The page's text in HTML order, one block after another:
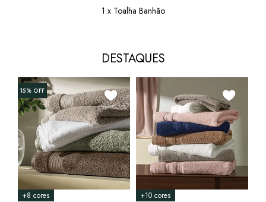
1 x Toalha Banhão
DESTAQUES
15%OFF
+8 cores
+10 cores